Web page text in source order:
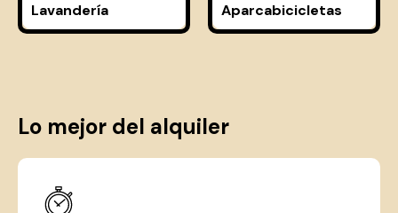
Lavandería Aparcabicicletas
Lo mejor del alquiler